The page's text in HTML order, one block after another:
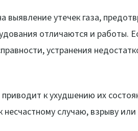
выявление утечек газа,
отличаются и работы.
устранения
к ухудшению их
случаю, взрыву